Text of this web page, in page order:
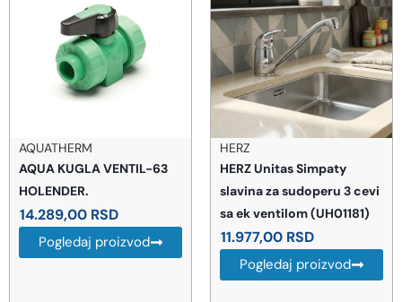
AQUATHERM
AQUA KUGLA VENTIL-63
HOLENDER.
14.289,00 RSD
Pogledaj proizvod
HERZ
HERZ Unitas Simpaty
slavina za sudoperu 3 cevi
sa ek ventilom (UH01181)
11.977,00 RSD
Pogledaj proizvod